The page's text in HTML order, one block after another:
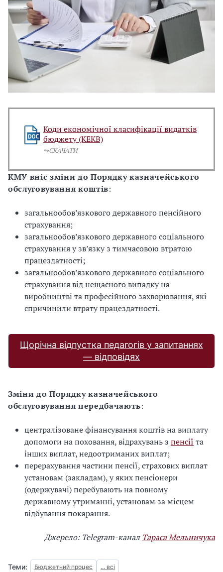
Коди економічної класифікації видатків
бюджету (КЕКВ)
↪️СКАЧАТИ
КМУ вніс зміни до Порядку казначейського
обслуговування коштів:
загальнообов’язкового державного пенсійного
страхування;
загальнообов’язкового державного соціального
страхування у зв’язку з тимчасовою втратою
працездатності;
загальнообов’язкового державного соціального
страхування від нещасного випадку на
виробництві та професійного захворювання, які
спричинили втрату працездатності.
Щорічна відпустка педагогів у запитаннях
— відповідях
Зміни до Порядку казначейського
обслуговування передбачають:
централізоване фінансування коштів на виплату
допомоги на поховання, відрахувань з пенсії та
інших виплат, недоотриманих виплат;
перерахування частини пенсії, страхових виплат
установам (закладам), у яких пенсіонери
(одержувачі) перебувають на повному
державному утриманні, установам за місцем
відбування покарання.
Джерело: Telegram-канал Тараса Мельничука
Теми: Бюджетний процес ... всі